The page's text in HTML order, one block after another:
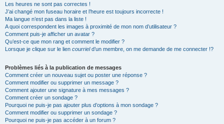
Les heures ne sont pas correctes !
J’ai changé mon fuseau horaire et l’heure est toujours incorrecte !
Ma langue n’est pas dans la liste !
A quoi correspondent les images à proximité de mon nom d’utilisateur ?
Comment puis-je afficher un avatar ?
Qu’est-ce que mon rang et comment le modifier ?
Lorsque je clique sur le lien courrield’un membre, on me demande de me connecter !?
Problèmes liés à la publication de messages
Comment créer un nouveau sujet ou poster une réponse ?
Comment modifier ou supprimer un message ?
Comment ajouter une signature à mes messages ?
Comment créer un sondage ?
Pourquoi ne puis-je pas ajouter plus d’options à mon sondage ?
Comment modifier ou supprimer un sondage ?
Pourquoi ne puis-je pas accéder à un forum ?